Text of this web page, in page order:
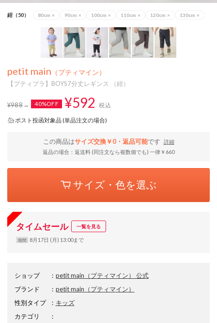
紺（50） 80cm × 90cm × 100cm × 110cm × 120cm × 130cm ×
petit main （プティマイン）
【プティプラ】BOYS7分丈レギンス （紺）
¥988 40%OFF ¥592 税込
ポスト投函対象品 (単品注文の場合)
この商品はサイズ交換￥0・返品可能です
詳細
返品の場合：返送料 (同注文なら複数個でも) 一律￥660
サイズ・色を選ぶ
タイムセール 一覧を見る
期間 8月17日 (月) 13:00まで
ショップ ： petit main（プティマイン） 公式
ブランド
： petit main （プティマイン）
性別タイプ
： キッズ
カテゴリ
：